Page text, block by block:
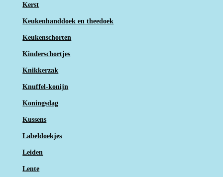
Kerst
Keukenhanddoek en theedoek
Keukenschorten
Kinderschortjes
Knikkerzak
Knuffel-konijn
Koningsdag
Kussens
Labeldoekjes
Leiden
Lente